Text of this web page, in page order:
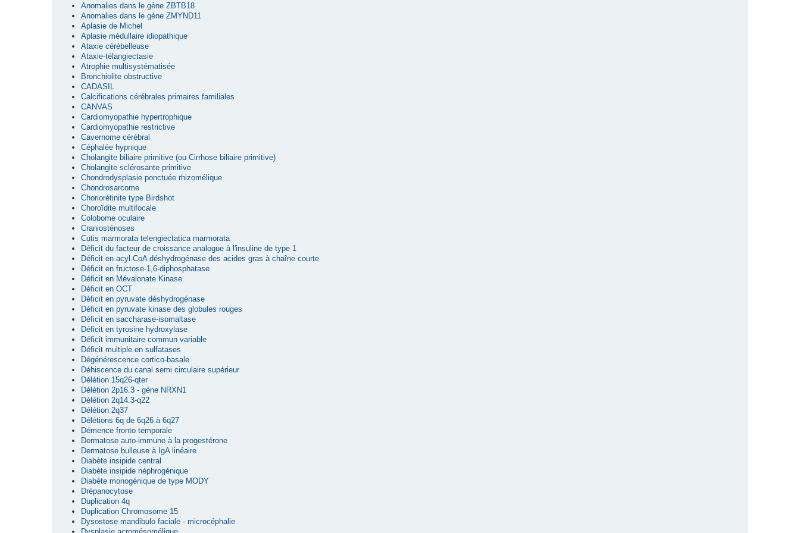
Anomalies dans le gène ZBTB18
Anomalies dans le gène ZMYND11
Aplasie de Michel
Aplasie médullaire idiopathique
Ataxie cérébelleuse
Ataxie-télangiectasie
Atrophie multisystématisée
Bronchiolite obstructive
CADASIL
Calcifications cérébrales primaires familiales
CANVAS
Cardiomyopathie hypertrophique
Cardiomyopathie restrictive
Cavernome cérébral
Céphalée hypnique
Cholangite biliaire primitive (ou Cirrhose biliaire primitive)
Cholangite sclérosante primitive
Chondrodysplasie ponctuée rhizomélique
Chondrosarcome
Choriorétinite type Birdshot
Choroïdite multifocale
Colobome oculaire
Craniosténoses
Cutis marmorata telengiectatica marmorata
Déficit du facteur de croissance analogue à l'insuline de type 1
Déficit en acyl-CoA déshydrogénase des acides gras à chaîne courte
Déficit en fructose-1,6-diphosphatase
Déficit en Mévalonate Kinase
Déficit en OCT
Déficit en pyruvate déshydrogénase
Déficit en pyruvate kinase des globules rouges
Déficit en saccharase-isomaltase
Déficit en tyrosine hydroxylase
Déficit immunitaire commun variable
Déficit multiple en sulfatases
Dégénérescence cortico-basale
Déhiscence du canal semi circulaire supérieur
Délétion 15q26-qter
Délétion 2p16.3 - gène NRXN1
Délétion 2q14.3-q22
Délétion 2q37
Délétions 6q de 6q26 à 6q27
Démence fronto temporale
Dermatose auto-immune à la progestérone
Dermatose bulleuse à IgA linéaire
Diabète insipide central
Diabète insipide néphrogénique
Diabète monogénique de type MODY
Drépanocytose
Duplication 4q
Duplication Chromosome 15
Dysostose mandibulo faciale - microcéphalie